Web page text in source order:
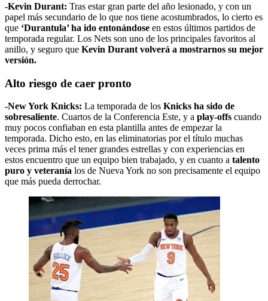
-Kevin Durant: Tras estar gran parte del año lesionado, y con un
papel más secundario de lo que nos tiene acostumbrados, lo cierto es
que ‘Durantula’ ha ido entonándose en estos últimos partidos de
temporada regular. Los Nets son uno de los principales favoritos al
anillo, y seguro que Kevin Durant volverá a mostrarnos su mejor
versión.
Alto riesgo de caer pronto
-New York Knicks: La temporada de los Knicks ha sido de
sobresaliente. Cuartos de la Conferencia Este, y a play-offs cuando
muy pocos confiaban en esta plantilla antes de empezar la
temporada. Dicho esto, en las eliminatorias por el título muchas
veces prima más el tener grandes estrellas y con experiencias en
estos encuentro que un equipo bien trabajado, y en cuanto a talento
puro y veteranía los de Nueva York no son precisamente el equipo
que más pueda derrochar.